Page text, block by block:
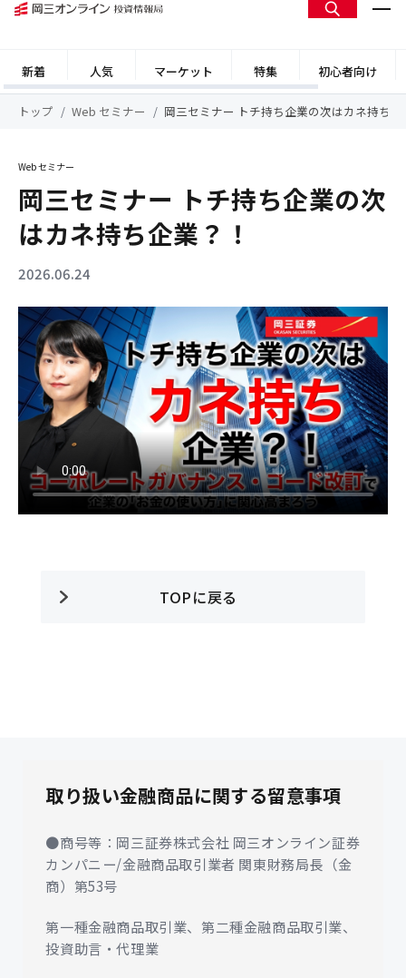
新着 人気 マーケット 特集 初心者向け
トップ Web セミナー 岡三セミナー トチ持ち企業の次はカネ持ち
Web セミナー
岡三セミナー トチ持ち企業の次
はカネ持ち企業？！
2026.06.24
TOPに戻る
取り扱い金融商品に関する留意事項
●商号等：岡三証券株式会社 岡三オンライン証券
カンパニー/金融商品取引業者 関東財務局長（金
商）第53号
第一種金融商品取引業、第二種金融商品取引業、
投資助言・代理業